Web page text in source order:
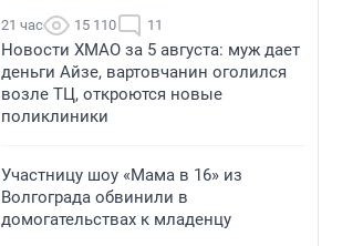
21 час 15 110 11
Новости ХМАО за 5 августа: муж дает
деньги Айзе, вартовчанин оголился
возле ТЦ, откроются новые
поликлиники
Участницу шоу «Мама в 16» из
Волгограда обвинили в
домогательствах к младенцу